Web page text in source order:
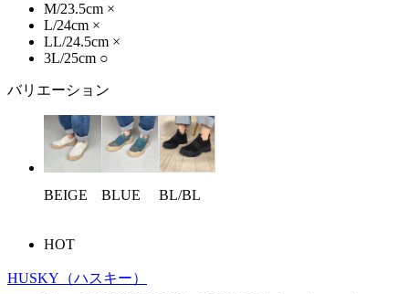
M/23.5cm ×
L/24cm ×
LL/24.5cm ×
3L/25cm ○
バリエーション
BEIGE BLUE BL/BL
HOT
HUSKY （ハスキー）